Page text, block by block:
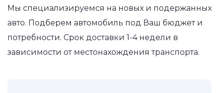
Мы специализируемся на новых и подержанных
авто. Подберем автомобиль под Ваш бюджет и
потребности. Срок доставки 1-4 недели в
зависимости от местонахождения транспорта.